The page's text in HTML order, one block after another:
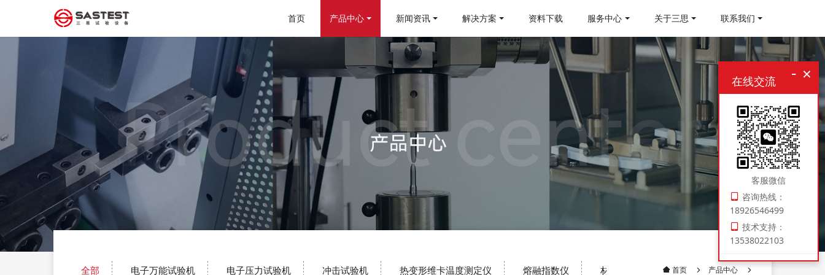
首页 产品中心 新闻资讯 解决方案 资料下载 服务中心 关于三思 联系我们
全部 电子万能试验机 电子压力试验机 冲击试验机 热变形维卡温度测定仪 熔融指数仪 材料制样机 压实密度仪
首页 产品中心
×
-
在线交流
客服微信
咨询热线：
18926546499
技术支持：
13538022103